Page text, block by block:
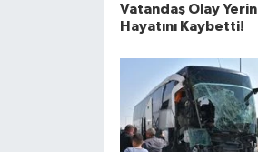
Vatandaş Olay
Hayatını Kaybetti!